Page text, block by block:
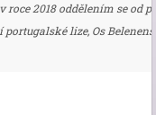
roce 2018 oddělením se od
lize, Os